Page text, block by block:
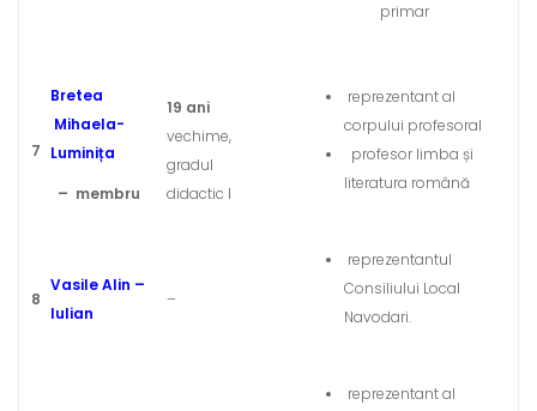
primar
7
Bretea
Mihaela-
Luminița
– membru
19 ani
vechime,
gradul
didactic I
reprezentant al
corpului profesoral
profesor limba și
literatura română
8
Vasile Alin –
Iulian
–
reprezentantul
Consiliului Local
Navodari.
reprezentant al